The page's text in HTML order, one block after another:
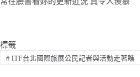
標籤
#ITF台北國際旅展公民記者與活動走著瞧